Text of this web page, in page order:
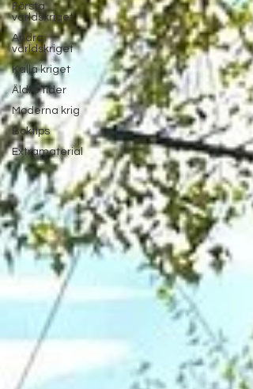
Första
världskriget
Andra
världskriget
Kalla kriget
Äldre tider
Moderna krig
Boktips
Extramaterial